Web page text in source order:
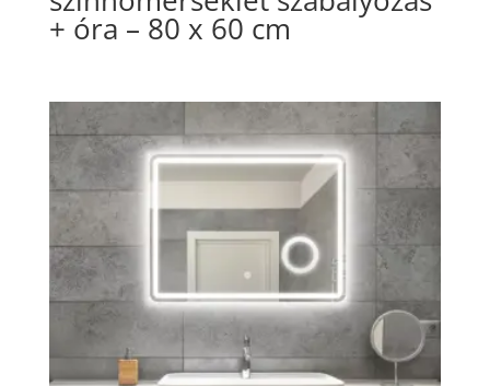
+ óra – 80 x 60 cm